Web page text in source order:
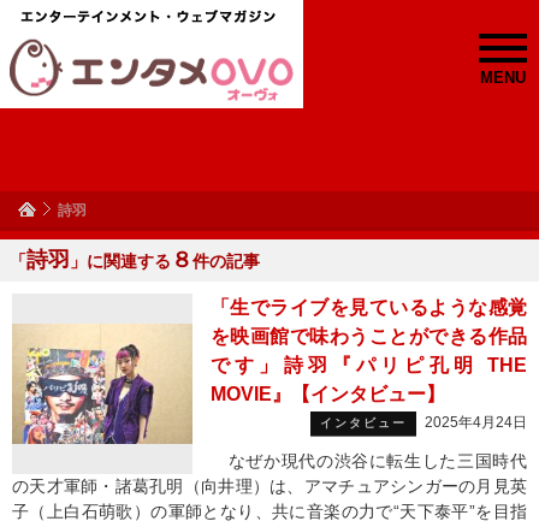
MENU
詩羽
「詩羽 」に関連する ８件の記事
「生でライブを見ているような感覚
を映画館で味わうことができる作品
です」詩羽『パリピ孔明 THE
MOVIE』【インタビュー】
インタビュー 2025年4月24日
なぜか現代の渋谷に転生した三国時代
の天才軍師・諸葛孔明（向井理）は、アマチュアシンガーの月見英
子（上白石萌歌）の軍師となり、共に音楽の力で“天下泰平”を目指